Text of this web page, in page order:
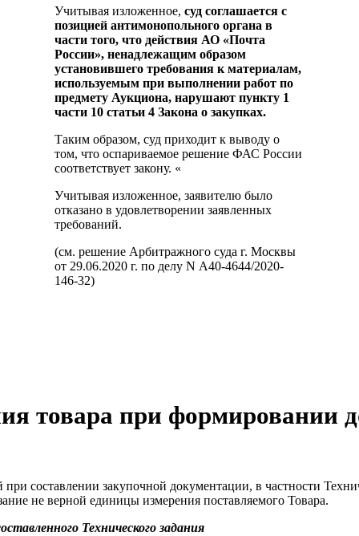
Учитывая изложенное, суд соглашается с
позицией антимонопольного органа в
части того, что действия АО «Почта
России», ненадлежащим образом
установившего требования к материалам,
используемым при выполнении работ по
предмету Аукциона, нарушают пункту 1
части 10 статьи 4 Закона о закупках.
Таким образом, суд приходит к выводу о
том, что оспариваемое решение ФАС России
соответствует закону. «
Учитывая изложенное, заявителю было
отказано в удовлетворении заявленных
требований.
(см. решение Арбитражного суда г. Москвы
от 29.06.2020 г. по делу N А40-4644/2020-
146-32)
товара при формировании
составлении закупочной документации, в частности
не верной единицы измерения поставляемого Товара.
Технического задания